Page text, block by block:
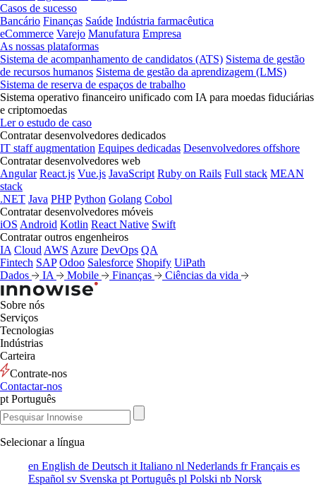
Casos de sucesso
Bancário Finanças Saúde Indústria farmacêutica
eCommerce Varejo Manufatura Empresa
As nossas plataformas
Sistema de acompanhamento de candidatos (ATS) Sistema de gestão
de recursos humanos Sistema de gestão da aprendizagem (LMS)
Sistema de reserva de espaços de trabalho
Sistema operativo financeiro unificado com IA para moedas fiduciárias
e criptomoedas
Ler o estudo de caso
Contratar desenvolvedores dedicados
IT staff augmentation Equipes dedicadas Desenvolvedores offshore
Contratar desenvolvedores web
Angular React.js Vue.js JavaScript Ruby on Rails Full stack MEAN
stack
.NET Java PHP Python Golang Cobol
Contratar desenvolvedores móveis
iOS Android Kotlin React Native Swift
Contratar outros engenheiros
IA Cloud AWS Azure DevOps QA
Fintech SAP Odoo Salesforce Shopify UiPath
Dados
IA Mobile Finanças Ciências da vida
Sobre nós
Serviços
Tecnologias
Indústrias
Carteira
Contrate-nos
Contactar-nos
pt Português
Selecionar a língua
en English de Deutsch it Italiano nl Nederlands frFrançais es
Español sv Svenska pt Português pl Polski nb Norsk